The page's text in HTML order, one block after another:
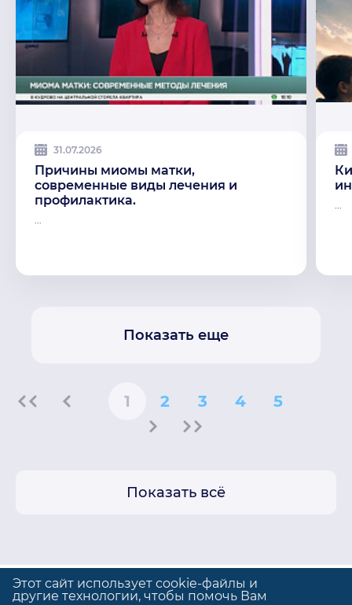
31.07.2026
Причины миомы матки,
современные виды лечения и
профилактика.
Показать еще
1 2 3 4 5
Показать всё
Этот сайт использует cookie-файлы и
другие технологии, чтобы помочь Вам